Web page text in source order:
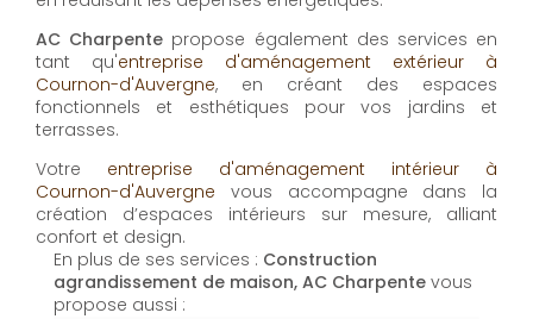
AC Charpente propose également des services en
tant qu'entreprise d'aménagement extérieur à
Cournon-d'Auvergne, en créant des espaces
fonctionnels et esthétiques pour vos jardins et
terrasses.
Votre entreprise d'aménagement intérieur à
Cournon-d'Auvergne vous accompagne dans la
création d’espaces intérieurs sur mesure, alliant
confort et design.
En plus de ses services : Construction
agrandissement de maison, AC Charpente vous
propose aussi :